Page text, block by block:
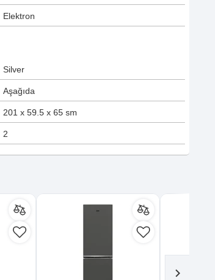
Elektron
Silver
Aşağıda
201 x 59.5 x 65 sm
2